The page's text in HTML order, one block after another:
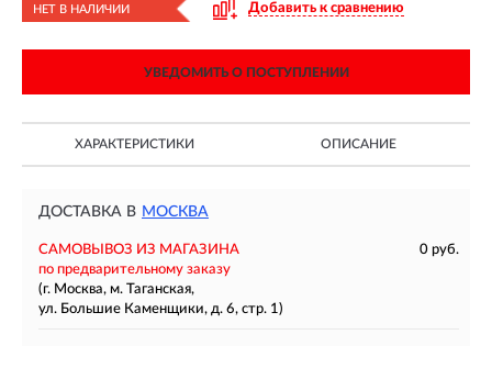
НЕТ В НАЛИЧИИ Добавить к сравнению
УВЕДОМИТЬ О ПОСТУПЛЕНИИ
ХАРАКТЕРИСТИКИ ОПИСАНИЕ
ДОСТАВКА В МОСКВА
САМОВЫВОЗ ИЗ МАГАЗИНА
0 руб.
по предварительному заказу
(г. Москва, м. Таганская,
ул. Большие Каменщики, д. 6, стр. 1)